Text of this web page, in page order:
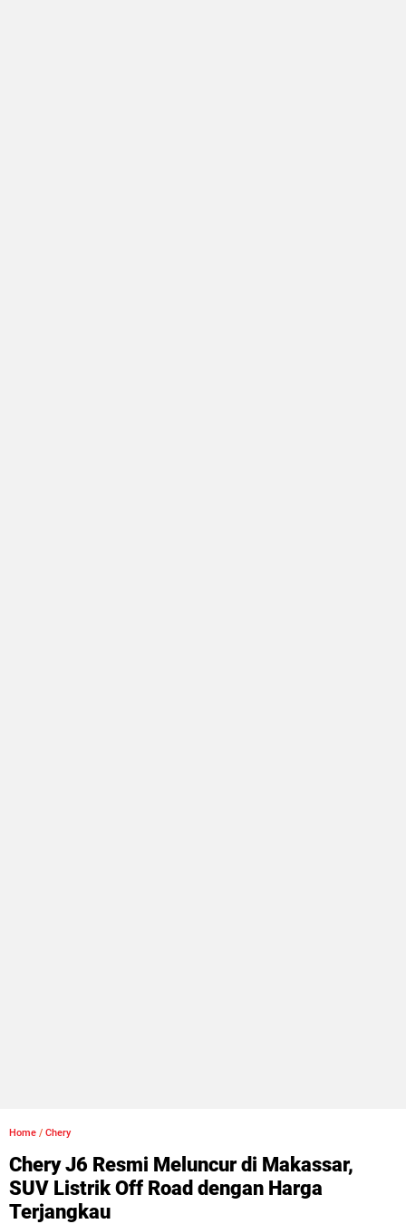
Home / Chery
Chery J6 Resmi Meluncur di Makassar,
SUV Listrik Off Road dengan Harga
Terjangkau